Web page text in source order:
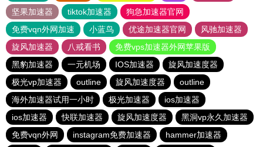
坚果加速器
tiktok加速器
狗急加速器官网
免费vqn外网加速
小蓝鸟 优途加速器官网
风驰加速器
旋风加速器
八戒看书
免费vps加速器外网苹果版
黑豹加速器
一元机场 IOS加速器
旋风加速度器
极光vp加速器
outline 旋风加速度器
outline
海外加速器试用一小时
极光加速器
ios加速器
ios加速器
快联加速器 旋风加速度器
黑洞vp永久加速器
免费vqn外网
instagram免费加速器
hammer加速器